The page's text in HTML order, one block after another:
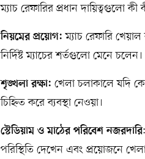
ম্যাচ রেফারির প্রধান দায়িত্বগুলো
নিয়মের প্রয়োগ: ম্যাচ রেফারি
নির্দিষ্ট ম্যাচের শর্তগুলো মেনে চলেন।
শৃঙ্খলা রক্ষা: খেলা চলাকালে যদি
চিহ্নিত করে ব্যবস্থা নেওয়া।
স্টেডিয়াম ও মাঠের পরিবেশ নজরদারি
পরিস্থিতি দেখেন এবং প্রয়োজনে